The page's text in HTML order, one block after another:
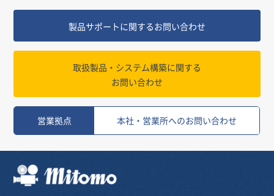
製品サポートに関するお問い合わせ
取扱製品・システム構築に関する
お問い合わせ
営業拠点 本社・営業所へのお問い合わせ